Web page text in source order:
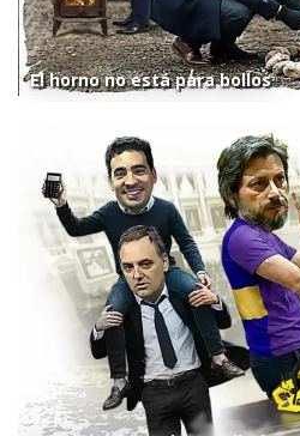
El horno no está para bollos